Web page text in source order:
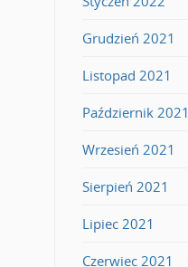
Grudzień 2021
Listopad 2021
Październik 2021
Wrzesień 2021
Sierpień 2021
Lipiec 2021
Czerwiec 2021